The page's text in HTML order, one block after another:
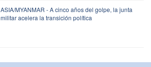
ASIA/MYANMAR - A cinco años del golpe, la junta
militar acelera la transición política